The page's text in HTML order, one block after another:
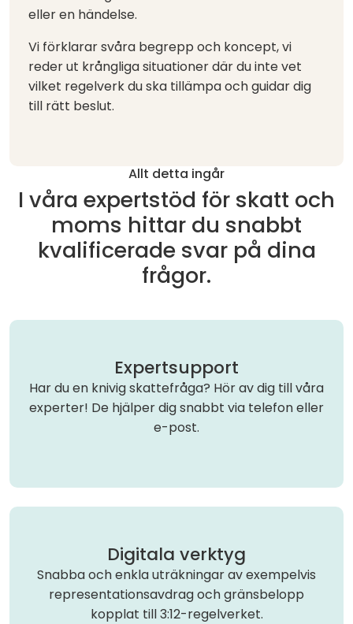
eller en händelse.
Vi förklarar svåra begrepp och koncept, vi
reder ut krångliga situationer där du inte vet
vilket regelverk du ska tillämpa och guidar dig
till rätt beslut.
Allt detta ingår
I våra expertstöd för skatt och
moms hittar du snabbt
kvalificerade svar på dina
frågor.
Expertsupport
Har du en knivig skattefråga? Hör av dig till våra
experter! De hjälper dig snabbt via telefon eller
e-post.
Digitala verktyg
Snabba och enkla uträkningar av exempelvis
representationsavdrag och gränsbelopp
kopplat till 3:12-regelverket.